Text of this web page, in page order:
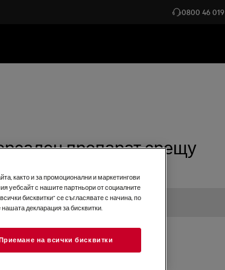
0800 46 019
препарат срещу
0 (0)
както и за промоционални и маркетингови
уебсайт с нашите партньори от социалните
бисквитки“ се съгласявате с начина, по
декларация за бисквитки.
на всички бисквитки